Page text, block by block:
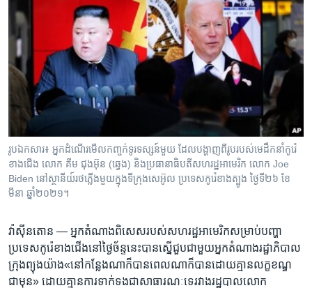
ទំព័រ​
រចនា
រំលង​
ទៅ​
កាន់​
ទំព័រ​
រក
ទូរទស្សន៍ / វីដេអូ​
វិទ្យុ / ផតខាសថ៍
កម្មវិធីទាំងអស់
Khmer English
បណ្តាញ​សង្គម
ភាសា
រូបឯកសារ៖ អ្នក​ដំណើរ​មើល​កញ្ចក់​ទូរទស្សន៍​មួយ ដែល​បង្ហាញ​ពី​រូប​របស់​មេដឹកនាំ​កូរ៉េ
ខាងជើង លោក គីម ជុងអ៊ុន (ឆ្វេង) និង​ប្រធានាធិបតី​សហរដ្ឋ​អាមេរិក លោក Joe
Biden នៅ​ស្ថានីយ៍​រថភ្លើង​មួយ​ក្នុងទីក្រុង​សេអ៊ូល ប្រទេស​កូរ៉េខាងត្បូង ថ្ងៃទី២៦ ខែ
មីនា ឆ្នាំ២០២១។
វ៉ាស៊ីនតោន — អ្នក​តំណាង​ពិសេស​របស់​សហ​រដ្ឋ​អាមេរិក​សម្រាប់​បញ្ហា​
ប្រទេស​កូរ៉េ​ខាងជើង​នៅ​ថ្ងៃ​ច័ន្ទនេះ​បាន​ស្នើ​ជួប​ជាមួយ​អ្នក​តំណាង​រដ្ឋាភិបាល​
ក្រុង​ព្យុងយ៉ាង​«នៅ​កន្លែង​ណាក៏បាន​ពេល​ណា​ក៏​បានដោយ​គ្មាន​លក្ខខណ្ឌ​
ជាមុន»​ ដោយ​គ្មាន​ការ​ទាក់ទង​ជា​សាធារណៈ​ទេ​រវាង​រដ្ឋបាល​លោក​